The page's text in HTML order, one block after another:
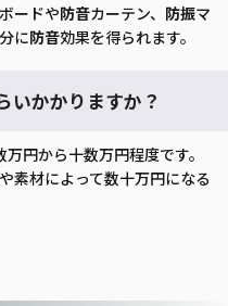
ボードや防音カーテン、 防振マ
に防音効果を得られます。
いかかりますか？
円から十数万円程度です。
素材によって数十万円になる